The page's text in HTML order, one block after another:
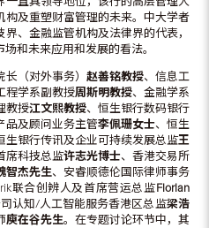
构及重塑财富管理的未来。中大学者
、金融监管机构及法律界的代表，
和未来应用和发展的看法。
（对外事务） 赵善铭教授、信息工
程学系副教授周斯明教授、金融学系
教授江文熙教授、恒生银行数码银行
品及顾问业务主管李佩珊女士、恒生
生银行传讯及企业可持续发展总监王
席科技总监许志光博士、香港交易所
智杰先生、安睿顺德伦国际律师事务
联合创辨人及首席营运总监Florian
认知/人工智能服务香港区总监梁浩
庾在谷先生。在专题讨论环节中，其